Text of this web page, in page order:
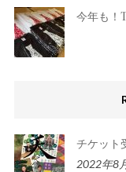
今年も！
チケット
2022年8